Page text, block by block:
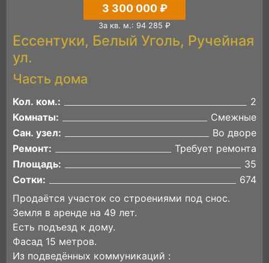
3 300 000 ₽
За кв. м.: 94 285 ₽
Ессентуки, Белый Уголь, Ручейная
ул.
Часть дома
Кол. ком.:
2
Комнаты:
Смежные
Сан. узел:
Во дворе
Ремонт:
Требует ремонта
Площадь:
35
Сотки:
674
Продаётся участок со строениями под снос.
Земля в аренде на 49 лет.
Есть подъезд к дому.
Фасад 15 метров.
Из подведённых коммуникаций :